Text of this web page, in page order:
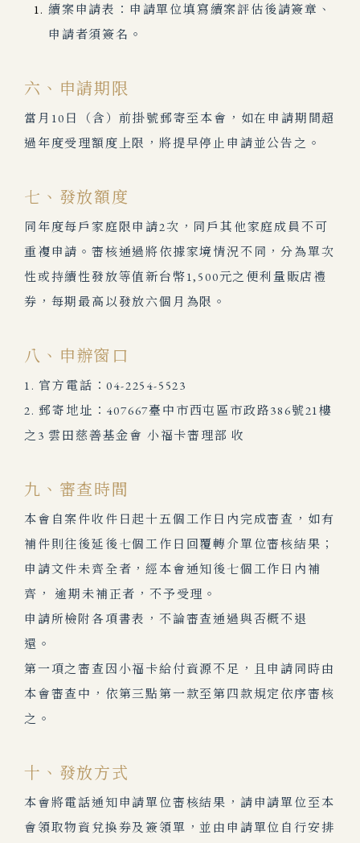
續案申請表：申請單位填寫續案評估後請簽章、
申請者須簽名。
六、申請期限
當月10日（含）前掛號郵寄至本會，如在申請期間超
過年度受理額度上限，將提早停止申請並公告之。
七、發放額度
同年度每戶家庭限申請2次，同戶其他家庭成員不可
重複申請。審核通過將依據家境情況不同，分為單次
性或持續性發放等值新台幣1,500元之便利量販店禮
券，每期最高以發放六個月為限。
八、申辦窗口
1. 官方電話：04-2254-5523
2. 郵寄地址：407667臺中市西屯區市政路386號21樓
之3 雲田慈善基金會 小福卡審理部 收
九、審查時間
本會自案件收件日起十五個工作日內完成審查，如有
補件則往後延後七個工作日回覆轉介單位審核結果；
申請文件未齊全者，經本會通知後七個工作日內補
齊， 逾期未補正者，不予受理。
申請所檢附各項書表，不論審查通過與否概不退
還。
第一項之審查因小福卡給付資源不足，且申請同時由
本會審查中，依第三點第一款至第四款規定依序審核
之。
十、發放方式
本會將電話通知申請單位審核結果，請申請單位至本
會領取物資兌換券及簽領單，並由申請單位自行安排